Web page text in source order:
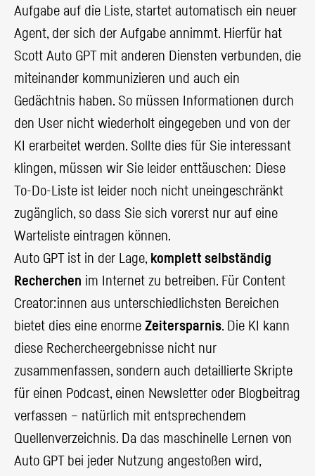
Aufgabe auf die Liste, startet automatisch ein neuer
Agent, der sich der Aufgabe annimmt. Hierfür hat
Scott Auto GPT mit anderen Diensten verbunden, die
miteinander kommunizieren und auch ein
Gedächtnis haben. So müssen Informationen durch
den User nicht wiederholt eingegeben und von der
KI erarbeitet werden. Sollte dies für Sie interessant
klingen, müssen wir Sie leider enttäuschen: Diese
To-Do-Liste ist leider noch nicht uneingeschränkt
zugänglich, so dass Sie sich vorerst nur auf eine
Warteliste eintragen können.
Auto GPT ist in der Lage, komplett selbständig
Recherchen im Internet zu betreiben. Für Content
Creator:innen aus unterschiedlichsten Bereichen
bietet dies eine enorme Zeitersparnis. Die KI kann
diese Rechercheergebnisse nicht nur
zusammenfassen, sondern auch detaillierte Skripte
für einen Podcast, einen Newsletter oder Blogbeitrag
verfassen – natürlich mit entsprechendem
Quellenverzeichnis. Da das maschinelle Lernen von
Auto GPT bei jeder Nutzung angestoßen wird,